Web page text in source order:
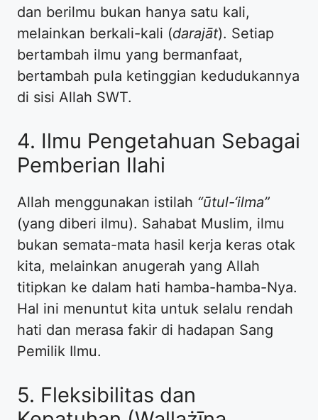
dan berilmu bukan hanya satu kali,
melainkan berkali-kali (darajāt). Setiap
bertambah ilmu yang bermanfaat,
bertambah pula ketinggian kedudukannya
di sisi Allah SWT.
4. Ilmu Pengetahuan Sebagai
Pemberian Ilahi
Allah menggunakan istilah “ūtul-‘ilma”
(yang diberi ilmu). Sahabat Muslim, ilmu
bukan semata-mata hasil kerja keras otak
kita, melainkan anugerah yang Allah
titipkan ke dalam hati hamba-hamba-Nya.
Hal ini menuntut kita untuk selalu rendah
hati dan merasa fakir di hadapan Sang
Pemilik Ilmu.
5. Fleksibilitas dan